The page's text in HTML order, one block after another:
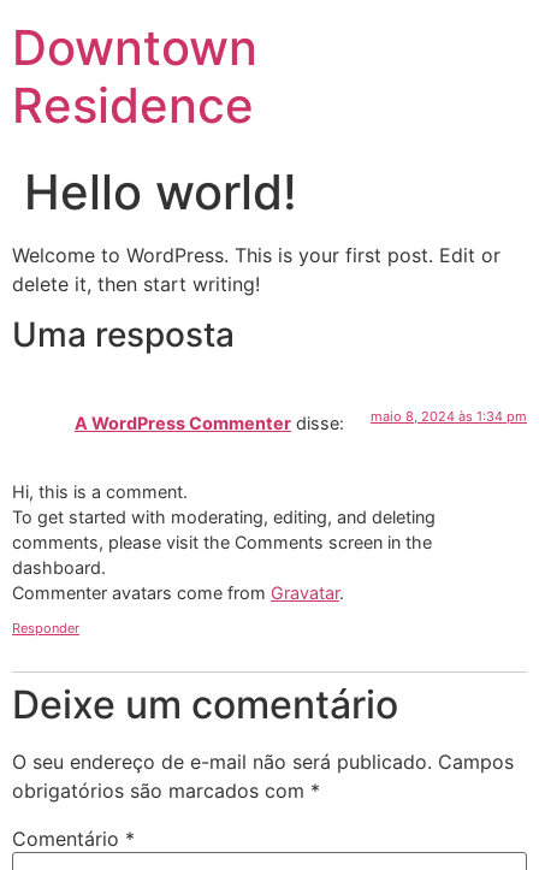
Downtown
Residence
Hello world!
Welcome to WordPress. This is your first post. Edit or
delete it, then start writing!
Uma resposta
A WordPress Commenter disse: maio 8, 2024 às 1:34 pm
Hi, this is a comment.
To get started with moderating, editing, and deleting
comments, please visit the Comments screen in the
dashboard.
Commenter avatars come from Gravatar.
Responder
Deixe um comentário
O seu endereço de e-mail não será publicado. Campos
obrigatórios são marcados com *
Comentário *